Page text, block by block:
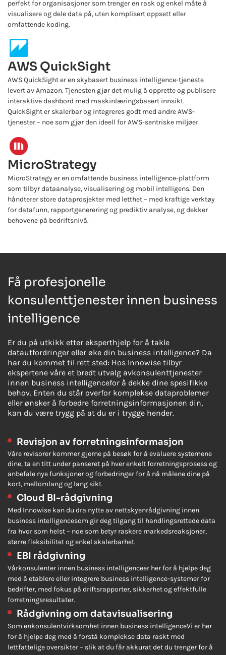
perfekt for organisasjoner som trenger en rask og enkel måte å
visualisere og dele data på, uten komplisert oppsett eller
omfattende koding.
AWS QuickSight
AWS QuickSight er en skybasert business intelligence-tjeneste
levert av Amazon. Tjenesten gjør det mulig å opprette og publisere
interaktive dashbord med maskinlæringsbasert innsikt.
QuickSight er skalerbar og integreres godt med andre AWS-
tjenester – noe som gjør den ideell for AWS-sentriske miljøer.
MicroStrategy
MicroStrategy er en omfattende business intelligence-plattform
som tilbyr dataanalyse, visualisering og mobil intelligens. Den
håndterer store dataprosjekter med letthet – med kraftige verktøy
for datafunn, rapportgenerering og prediktiv analyse, og dekker
behovene på bedriftsnivå.
Få profesjonelle
konsulenttjenester innen business
intelligence
Er du på utkikk etter eksperthjelp for å takle
datautfordringer eller øke din business intelligence? Da
har du kommet til rett sted: Hos Innowise tilbyr
ekspertene våre et bredt utvalg avkonsulenttjenester
innen business intelligencefor å dekke dine spesifikke
behov. Enten du står overfor komplekse dataproblemer
eller ønsker å forbedre forretningsinformasjonen din,
kan du være trygg på at du er i trygge hender.
Revisjon av forretningsinformasjon
Våre revisorer kommer gjerne på besøk for å evaluere systemene
dine, ta en titt under panseret på hver enkelt forretningsprosess og
anbefale nye funksjoner og forbedringer for å nå målene dine på
kort, mellomlang og lang sikt.
Cloud BI-rådgivning
Med Innowise kan du dra nytte av nettskyenrådgivning innen
business intelligencesom gir deg tilgang til handlingsrettede data
fra hvor som helst – noe som betyr raskere markedsreaksjoner,
større fleksibilitet og enkel skalerbarhet.
EBI rådgivning
Vårkonsulenter innen business intelligenceer her for å hjelpe deg
med å etablere eller integrere business intelligence-systemer for
bedrifter, med fokus på driftsrapporter, sikkerhet og effektfulle
forretningsresultater.
Rådgivning om datavisualisering
Som enkonsulentvirksomhet innen business intelligenceVi er her
for å hjelpe deg med å forstå komplekse data raskt med
lettfattelige oversikter – slik at du får akkurat det du trenger for å